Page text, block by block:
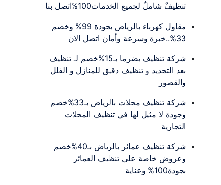
تنظيفٌ شاملٌ لجميع الخدمات100%اتصل بنا
مقاول كهرباء بالرياض بجودة 99% وخصم
33%..خبرة وسرعة وأمان اتصل الان
شركة تنظيف بضرما بـ15%خصم لـ تنظيف
بعد التجديد و تنظيف دقيق للمنازل و الفلل
والقصور
شركة تنظيف محلات بالرياض بـ33%خصم
وجودة لا مثيل لها في تنظيف المحلات
التجارية
شركة تنظيف عمائر بالرياض بـ40%خصم
وعروض خاصة على تنظيف العمائر
بجودة100% وعناية